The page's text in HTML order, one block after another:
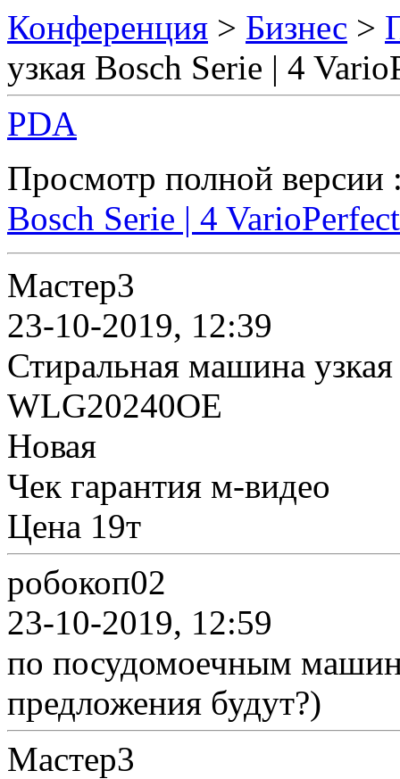
Конференция > Бизнес >
узкая Bosch Serie | 4
PDA
Просмотр полной
Bosch Serie | 4
Мастер3
23-10-2019, 12:39
Стиральная машина
WLG20240OE
Новая
Чек гарантия м-видео
Цена 19т
робокоп02
23-10-2019, 12:59
по посудомоечным
предложения будут?)
Мастер3